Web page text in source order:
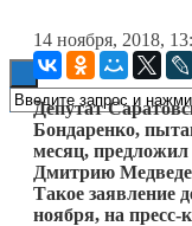
14 ноября, 2018,
Депутат
Бондаренко,
месяц,
Дмитрию
Такое заявление
ноября, на